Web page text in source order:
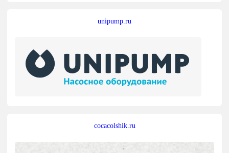
unipump.ru
cocacolshik.ru